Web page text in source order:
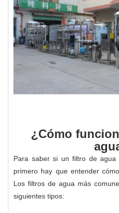
¿Cómo
Para saber si un filtro de agua
primero hay que entender
Los filtros de agua más
siguientes tipos: